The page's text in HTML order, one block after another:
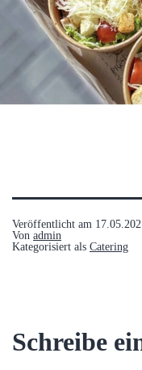
Veröffentlicht am
Von admin
Kategorisiert als Catering
Schreibe